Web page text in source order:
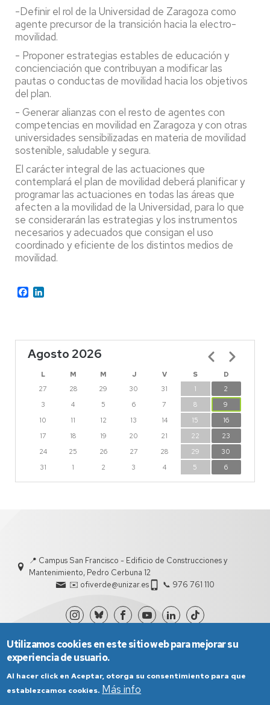
-Definir el rol de la Universidad de Zaragoza como
agente precursor de la transición hacia la electro-
movilidad.
- Proponer estrategias estables de educación y
concienciación que contribuyan a modificar las
pautas o conductas de movilidad hacia los objetivos
del plan.
- Generar alianzas con el resto de agentes con
competencias en movilidad en Zaragoza y con otras
universidades sensibilizadas en materia de movilidad
sostenible, saludable y segura.
El carácter integral de las actuaciones que
contemplará el plan de movilidad deberá planificar y
programar las actuaciones en todas las áreas que
afecten a la movilidad de la Universidad, para lo que
se considerarán las estrategias y los instrumentos
necesarios y adecuados que consigan el uso
coordinado y eficiente de los distintos medios de
movilidad.
Facebook
Agosto 2026
L M M J V S
D
27
28 29 30 31 1
2
3
4 5 6 7 8
9
10
11 12 13 14 15
16
17
18 19 20 21 22
23
24
25 26 27 28 29
30
31
1 2 3 4 5 6
Paginación
📍 Campus San Francisco - Edificio de Construcciones y
Mantenimiento, Pedro Cerbuna 12
✉️ ofiverde@unizar.es
📞 976 761 110
Utilizamos cookies en este sitio web para mejorar su
experiencia de usuario.
Al hacer click en Aceptar, otorga su consentimiento para que
establezcamos cookies. Más info